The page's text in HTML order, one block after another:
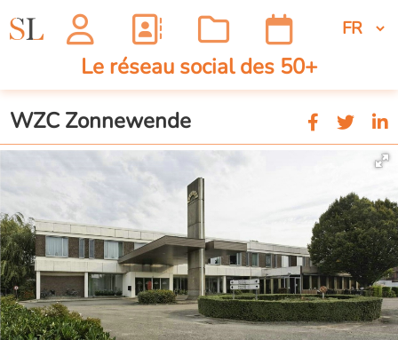
Le réseau social des 50+
WZC Zonnewende